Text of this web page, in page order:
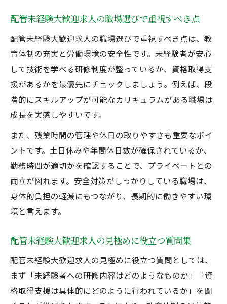
配管未経験大歓迎求人の職場選びで重視すべき点
配管未経験大歓迎求人の職場選びで重視すべき点は、教
育体制の充実と労働環境の安全性です。未経験者が安心
して技術を学べる研修制度が整っているか、資格取得支
援があるかを最優先にチェックしましょう。例えば、段
階的にスキルアップが可能なカリキュラムがある職場は
成長を実感しやすいです。
また、残業時間の管理や休日の取りやすさも重要なポイ
ントです。土日休みや年間休日数が確保されているか、
勤務時間が適切かを確認することで、プライベートとの
両立が図れます。安全対策がしっかりしている職場は、
身体的負担の軽減にもつながり、長期的に働きやすい環
境と言えます。
配管未経験大歓迎求人の見極めに役立つ質問集
配管未経験大歓迎求人の見極めに役立つ質問としては、
まず「未経験者への研修内容はどのようなものか」「資
格取得支援は具体的にどのように行われているか」を聞